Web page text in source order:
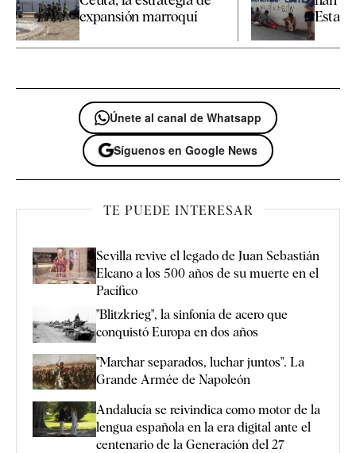
expansión marroquí
Únete al canal de Whatsapp
Síguenos en Google News
TE PUEDE INTERESAR
Sevilla revive el legado de Juan Sebastián
Elcano a los 500 años de su muerte en el
Pacífico
"Blitzkrieg", la sinfonía de acero que
conquistó Europa en dos años
"Marchar separados, luchar juntos". La
Grande Armée de Napoleón
Andalucía se reivindica como motor de la
lengua española en la era digital ante el
centenario de la Generación del 27